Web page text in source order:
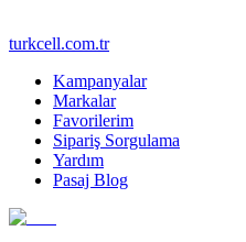
turkcell.com.tr
Kampanyalar
Markalar
Favorilerim
Sipariş Sorgulama
Yardım
Pasaj Blog